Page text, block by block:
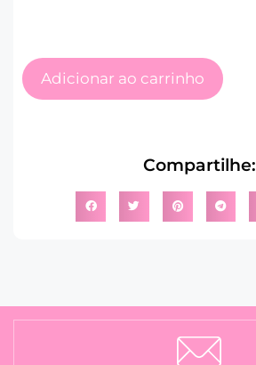
Adicionar ao carrinho
Compartilhe: